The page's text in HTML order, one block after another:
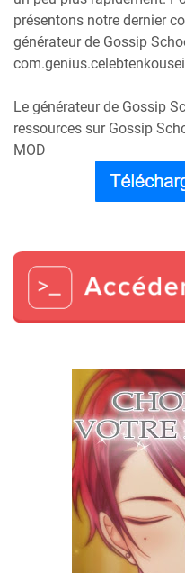
présentons notre dernier
générateur de Gossip
Le générateur de Gossip
ressources sur Gossip
MOD